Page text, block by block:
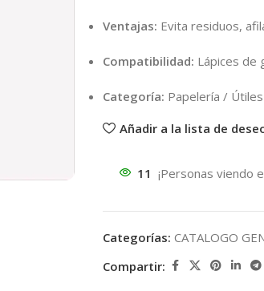
Ventajas: Evita residuos,
Compatibilidad: Lápices de
Categoría: Papelería /
Añadir a la lista de
11 ¡Personas viendo
Categorías: CATALOGO
Compartir: